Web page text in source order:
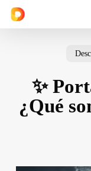
Skip
Cart
✨
¿Qué